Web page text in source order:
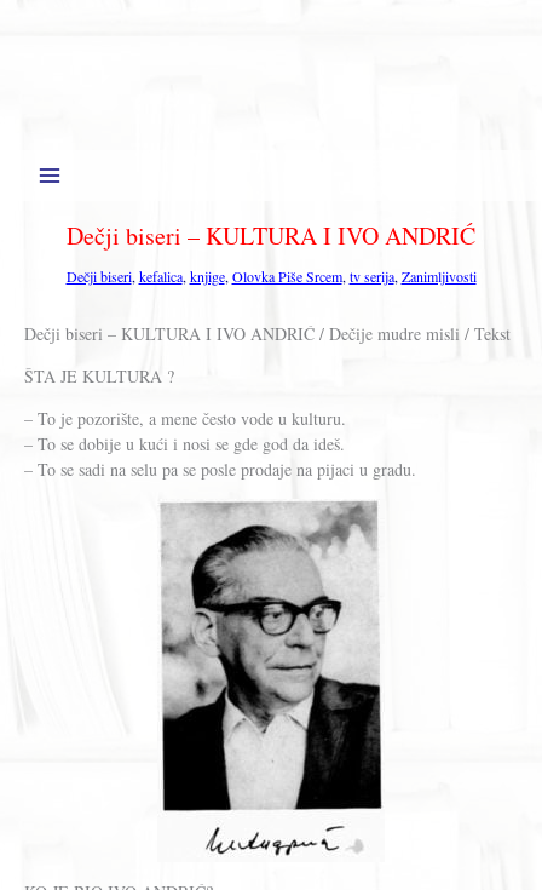
Dečji biseri – KULTURA I IVO ANDRIĆ
Dečji biseri, kefalica, knjige, Olovka Piše Srcem, tv serija, Zanimljivosti
Dečji biseri – KULTURA I IVO ANDRIĆ / Dečije mudre misli / Tekst
ŠTA JE KULTURA ?
– To je pozorište, a mene često vode u kulturu.
– To se dobije u kući i nosi se gde god da ideš.
– To se sadi na selu pa se posle prodaje na pijaci u gradu.